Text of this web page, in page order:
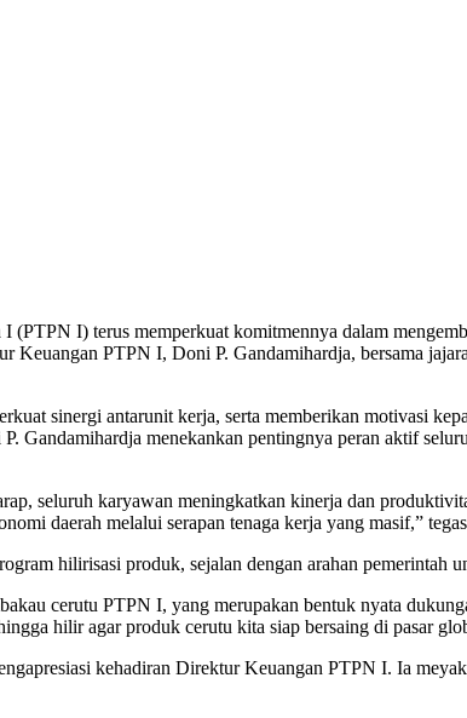
(PTPN I) terus memperkuat komitmennya dalam
PTPN I, Doni P. Gandamihardja, bersama
sinergi antarunit kerja, serta memberikan motivasi
Gandamihardja menekankan pentingnya peran aktif
seluruh karyawan meningkatkan kinerja dan
daerah melalui serapan tenaga kerja yang masif,”
hilirisasi produk, sejalan dengan arahan pemerintah
cerutu PTPN I, yang merupakan bentuk nyata
hilir agar produk cerutu kita siap bersaing di pasar
kehadiran Direktur Keuangan PTPN I. Ia